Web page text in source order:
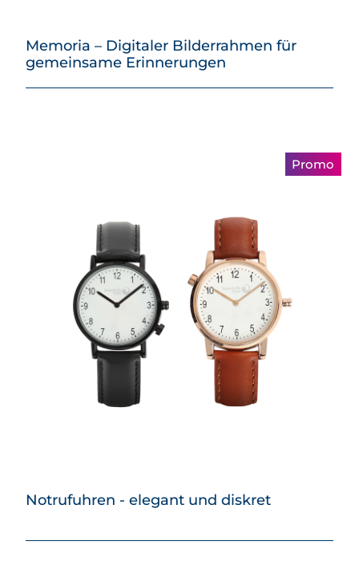
Memoria – Digitaler Bilderrahmen für
gemeinsame Erinnerungen
Promo
Notrufuhren - elegant und diskret